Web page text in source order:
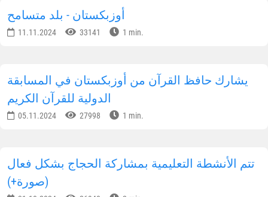
أوزبكستان - بلد متسامح
11.11.2024 33141 1 min.
يشارك حافظ القرآن من أوزبكستان في المسابقة
الدولية للقرآن الكريم
05.11.2024 27998 1 min.
تتم الأنشطة التعليمية بمشاركة الحجاج بشكل فعال
(صورة+)